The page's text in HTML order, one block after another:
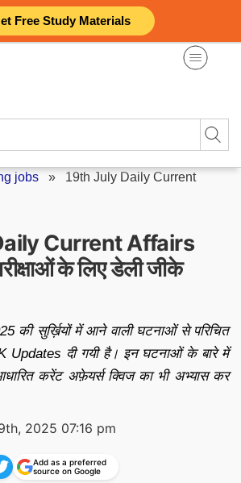
Free Study Materials
jobs » 19th July Daily Current
Current Affairs
के लिए डेली जीके
की सुर्ख़ियों में आने वाली घटनाओं से परिचित
Updates दी गयी है। इन घटनाओं के बारे में
करेंट अफ़ेयर्स क्विज का भी अभ्यास कर
2025 07:16 pm
Add as a preferred
source on Google